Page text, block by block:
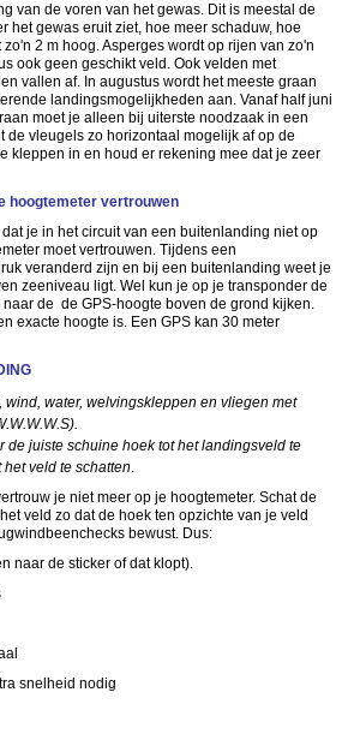
van de voren van het gewas. Dit is meestal de
het gewas eruit ziet, hoe meer schaduw, hoe
2 m hoog. Asperges wordt op rijen van zo'n
ook geen geschikt veld. Ook velden met
vallen af. In augustus wordt het meeste graan
landingsmogelijkheden aan. Vanaf half juni
moet je alleen bij uiterste noodzaak in een
de vleugels zo horizontaal mogelijk af op de
kleppen in en houd er rekening mee dat je zeer
hoogtemeter vertrouwen
je in het circuit van een buitenlanding niet op
moet vertrouwen. Tijdens een
veranderd zijn en bij een buitenlanding weet je
zeeniveau ligt. Wel kun je op je transponder de
de de GPS-hoogte boven de grond kijken.
exacte hoogte is. Een GPS kan 30 meter
wind, water, welvingskleppen en vliegen met
de juiste schuine hoek tot het landingsveld te
veld te schatten.
je niet meer op je hoogtemeter. Schat de
veld zo dat de hoek ten opzichte van je veld
bewust. Dus:
naar de sticker of dat klopt).
snelheid nodig